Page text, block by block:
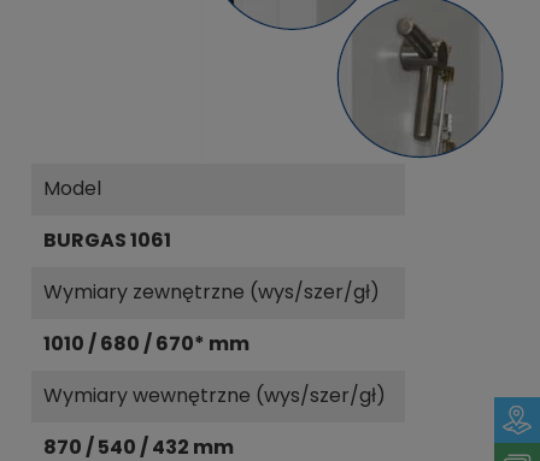
Model
BURGAS 1061
Wymiary zewnętrzne (wys/szer/gł)
1010 / 680 / 670* mm
Wymiary wewnętrzne (wys/szer/gł)
870 / 540 / 432 mm